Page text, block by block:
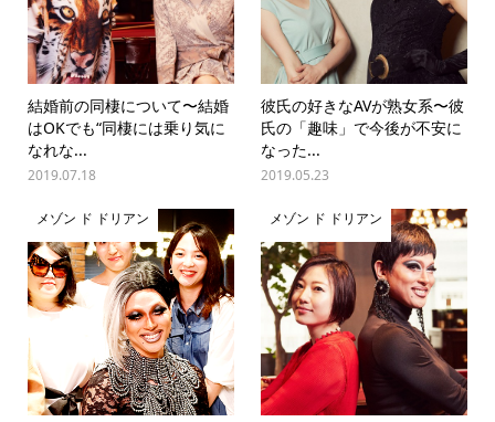
結婚前の同棲について〜結婚
はOKでも“同棲には乗り気に
なれな...
2019.07.18
彼氏の好きなAVが熟女系〜彼
氏の「趣味」で今後が不安に
なった...
2019.05.23
メゾン ド ドリアン メゾン ド ドリアン